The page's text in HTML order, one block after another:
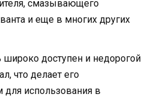
смазывающего
и еще в многих других
доступен и недорогой
что делает его
использования в